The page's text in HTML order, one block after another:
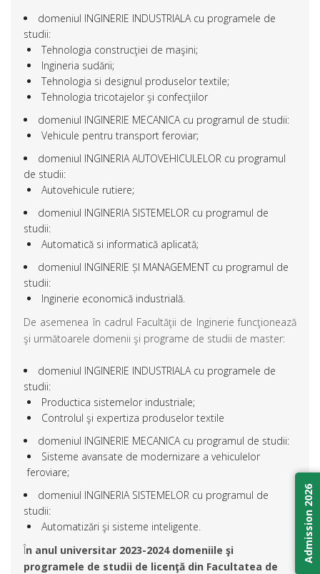
domeniul INGINERIE INDUSTRIALA cu programele de
studii:
Tehnologia construcţiei de maşini;
Ingineria sudării;
Tehnologia si designul produselor textile;
Tehnologia tricotajelor şi confecţiilor
domeniul INGINERIE MECANICA cu programul de studii:
Vehicule pentru transport feroviar;
domeniul INGINERIA AUTOVEHICULELOR cu programul
de studii:
Autovehicule rutiere;
domeniul INGINERIA SISTEMELOR cu programul de
studii:
Automatică si informatică aplicată;
domeniul INGINERIE ȘI MANAGEMENT cu programul de
studii:
Inginerie economică industrială.
De asemenea în cadrul Facultăţii de Inginerie funcţionează
şi următoarele domenii şi programe de studii de master:
domeniul INGINERIE INDUSTRIALA cu programele de
studii:
Productica sistemelor industriale;
Controlul şi expertiza produselor textile
domeniul INGINERIE MECANICA cu programul de studii:
Sisteme avansate de modernizare a vehiculelor
feroviare;
domeniul INGINERIA SISTEMELOR cu programul de
studii:
Automatizări şi sisteme inteligente.
În anul universitar 2023-2024 domeniile şi
programele de studii de licenţă din Facultatea de
Admission 2026